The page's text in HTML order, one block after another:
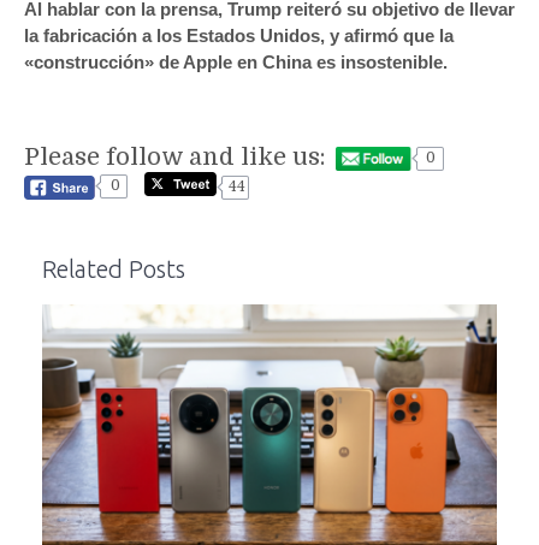
Al hablar con la prensa, Trump reiteró su objetivo de llevar
la fabricación a los Estados Unidos, y afirmó que la
«construcción» de Apple en China es insostenible.
Please follow and like us:
0
0
44
Related Posts